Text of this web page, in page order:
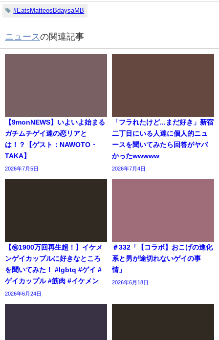
#EatsMatteosBdaysaMB
ニュースの関連記事
【9monNEWS】いよいよ始まる
ガチムチゲイ達の恋リアと
は！？【ゲスト：NAWOTO・
TAKA】
2026年7月5日
「フラれたけど...まだ好き」新宿
二丁目にいる人達に個人的ニュ
ースを聞いてみたら回答がヤバ
かったwwwww
2026年7月4日
【㊗️1900万回再生超！】イケメ
ンゲイカップルに好きなところ
を聞いてみた！ #lgbtq #ゲイ #
ゲイカップル #筋肉 #イケメン
2026年6月24日
＃332「【コラボ】おこげの進化
系と男が途切れないゲイの事
情」
2026年6月18日